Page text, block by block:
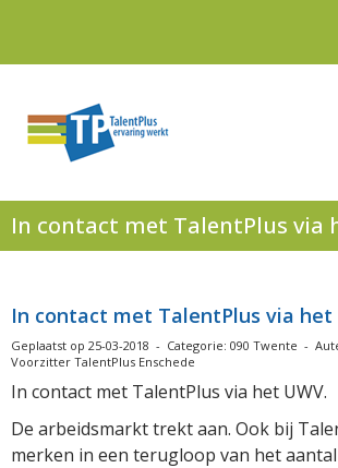
In contact met TalentPlus via
In contact met TalentPlus via het
Geplaatst op 25-03-2018 - Categorie: 090 Twente -
Voorzitter TalentPlus Enschede
In contact met TalentPlus via het UWV.
De arbeidsmarkt trekt aan. Ook bij
merken in een terugloop van het aantal